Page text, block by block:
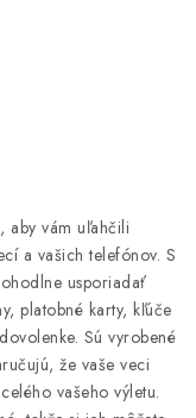
aby vám uľahčili
a vašich telefónov. S
usporiadať
platobné karty, kľúče
Sú vyrobené
že vaše veci
vašeho výletu.